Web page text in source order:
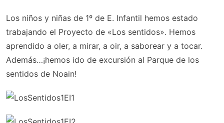
Los niños y niñas de 1º de E. Infantil hemos estado
trabajando el Proyecto de «Los sentidos». Hemos
aprendido a oler, a mirar, a oir, a saborear y a tocar.
Además…¡hemos ido de excursión al Parque de los
sentidos de Noain!